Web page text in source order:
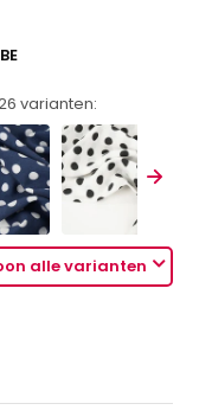
varianten:
alle varianten